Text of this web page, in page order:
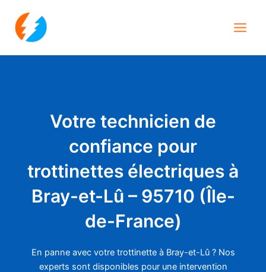
contenu
Votre technicien de
confiance pour
trottinettes électriques à
Bray-et-Lû – 95710 (Île-
de-France)
En panne avec votre trottinette à Bray-et-Lû ? Nos
experts sont disponibles pour une intervention